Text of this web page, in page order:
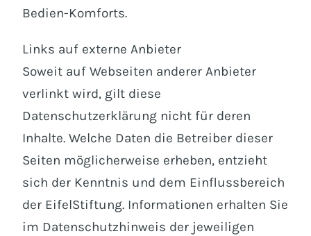
Bedien-Komforts.
Links auf externe Anbieter
Soweit auf Webseiten anderer Anbieter
verlinkt wird, gilt diese
Datenschutzerklärung nicht für deren
Inhalte. Welche Daten die Betreiber dieser
Seiten möglicherweise erheben, entzieht
sich der Kenntnis und dem Einflussbereich
der EifelStiftung. Informationen erhalten Sie
im Datenschutzhinweis der jeweiligen